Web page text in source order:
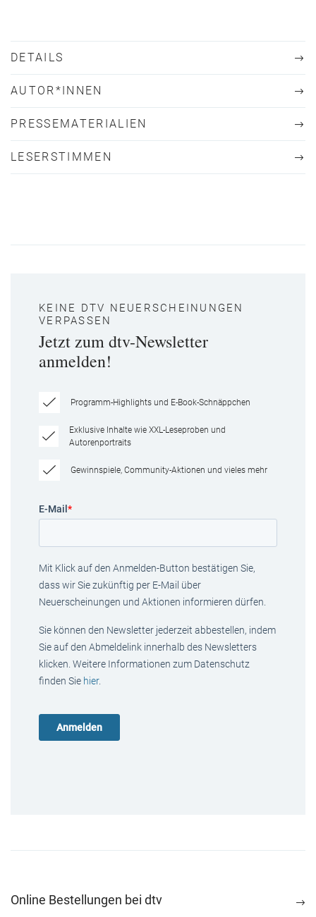
DETAILS
AUTOR*INNEN
PRESSEMATERIALIEN
LESERSTIMMEN
KEINE DTV NEUERSCHEINUNGEN
VERPASSEN
Jetzt zum dtv-Newsletter
anmelden!
Programm-Highlights und E-Book-Schnäppchen
Exklusive Inhalte wie XXL-Leseproben und
Autorenportraits
Gewinnspiele, Community-Aktionen und vieles mehr
E-Mail *
Mit Klick auf den Anmelden-Button bestätigen Sie,
dass wir Sie zukünftig per E-Mail über
Neuerscheinungen und Aktionen informieren dürfen.
Sie können den Newsletter jederzeit abbestellen, indem
Sie auf den Abmeldelink innerhalb des Newsletters
klicken. Weitere Informationen zum Datenschutz
finden Sie hier.
Online Bestellungen bei dtv